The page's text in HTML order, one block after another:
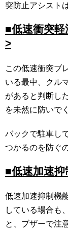
突防止アシスト
■低速衝突
>
この低速衝突ブ
いる最中、クル
があると判断し
を未然に防いで
バックで駐車し
つかるのを防ぐ
■低速加速
低速加速抑制機
している場合も
と、ブザーで注